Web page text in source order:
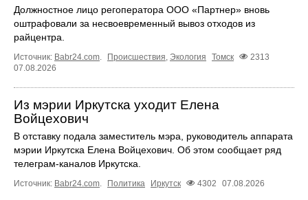
Должностное лицо регоператора ООО «Партнер» вновь
оштрафовали за несвоевременный вывоз отходов из
райцентра.
Источник: Babr24.com Происшествия Экология Томск
2313
07.08.2026
Из мэрии Иркутска уходит Елена
Войцехович
В отставку подала заместитель мэра, руководитель аппарата
мэрии Иркутска Елена Войцехович. Об этом сообщает ряд
телеграм‑каналов Иркутска.
Источник: Babr24.com. Политика Иркутск 4302 07.08.2026